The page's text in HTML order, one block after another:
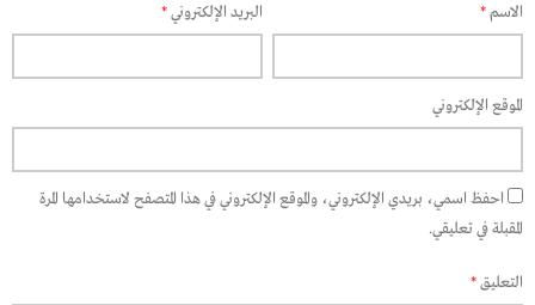
الاسم* البريد الإلكتروني*
الموقع الإلكتروني
احفظ اسمي، بريدي الإلكتروني، والموقع الإلكتروني في هذا المتصفح لاستخدامها المرة
المقبلة في تعليقي.
التعليق*